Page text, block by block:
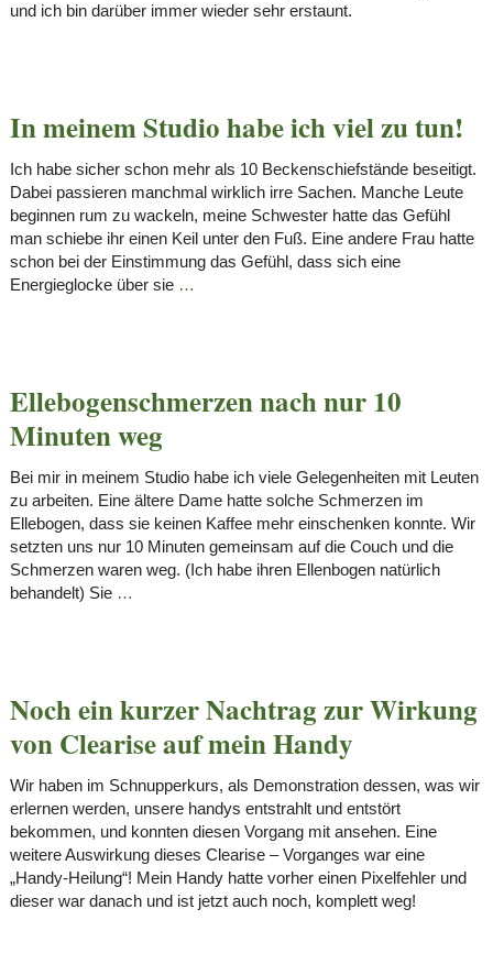
und ich bin darüber immer wieder sehr erstaunt.
In meinem Studio habe ich viel zu tun!
Ich habe sicher schon mehr als 10 Beckenschiefstände beseitigt.
Dabei passieren manchmal wirklich irre Sachen. Manche Leute
beginnen rum zu wackeln, meine Schwester hatte das Gefühl
man schiebe ihr einen Keil unter den Fuß. Eine andere Frau hatte
schon bei der Einstimmung das Gefühl, dass sich eine
Energieglocke über sie …
Ellebogenschmerzen nach nur 10
Minuten weg
Bei mir in meinem Studio habe ich viele Gelegenheiten mit Leuten
zu arbeiten. Eine ältere Dame hatte solche Schmerzen im
Ellebogen, dass sie keinen Kaffee mehr einschenken konnte. Wir
setzten uns nur 10 Minuten gemeinsam auf die Couch und die
Schmerzen waren weg. (Ich habe ihren Ellenbogen natürlich
behandelt) Sie …
Noch ein kurzer Nachtrag zur Wirkung
von Clearise auf mein Handy
Wir haben im Schnupperkurs, als Demonstration dessen, was wir
erlernen werden, unsere handys entstrahlt und entstört
bekommen, und konnten diesen Vorgang mit ansehen. Eine
weitere Auswirkung dieses Clearise – Vorganges war eine
„Handy-Heilung“! Mein Handy hatte vorher einen Pixelfehler und
dieser war danach und ist jetzt auch noch, komplett weg!